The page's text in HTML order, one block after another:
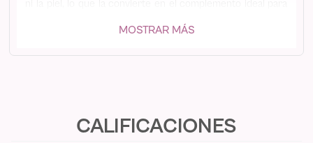
• Proporciona un bronceado uniforme y natural.
e hidratada.
MOSTRAR MÁS